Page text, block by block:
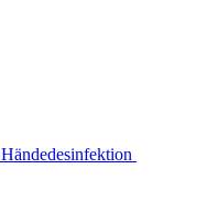
Händedesinfektion